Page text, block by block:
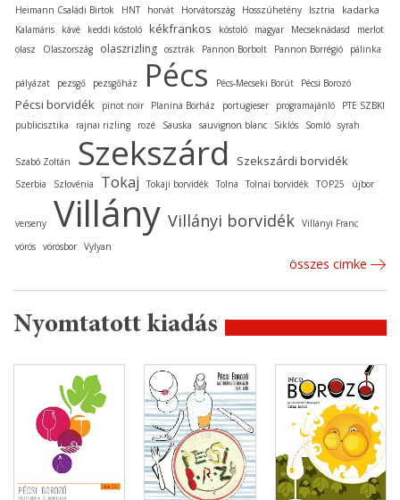
Heimann Családi Birtok
HNT horvát Horvátország Hosszúhetény Isztria kadarka
Kalamáris kávé keddi kóstoló kékfrankos kóstoló magyar Mecseknádasd
merlot
olasz
Olaszország olaszrizling osztrák Pannon Borbolt Pannon Borrégió pálinka
pályázat pezsgő pezsgőház Pécs Pécs-Mecseki Borút Pécsi Borozó
Pécsi borvidék pinot noir Planina Borház portugieser programajánló
PTE SZBKI
publicisztika
rajnai rizling rozé Sauska sauvignon blanc Siklós Somló syrah
Szabó Zoltán Szekszárd Szekszárdi borvidék
Szerbia Szlovénia Tokaj Tokaji borvidék Tolna Tolnai borvidék TOP25 újbor
verseny Villány Villányi borvidék Villányi Franc
vörös vörösbor Vylyan
összes cimke
Nyomtatott kiadás